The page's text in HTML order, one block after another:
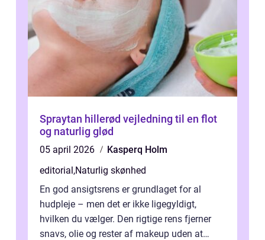
Spraytan hillerød vejledning til en flot
og naturlig glød
05 april 2026
Kasperq Holm
editorial,Naturlig skønhed
En god ansigtsrens er grundlaget for al
hudpleje – men det er ikke ligegyldigt,
hvilken du vælger. Den rigtige rens fjerner
snavs, olie og rester af makeup uden at